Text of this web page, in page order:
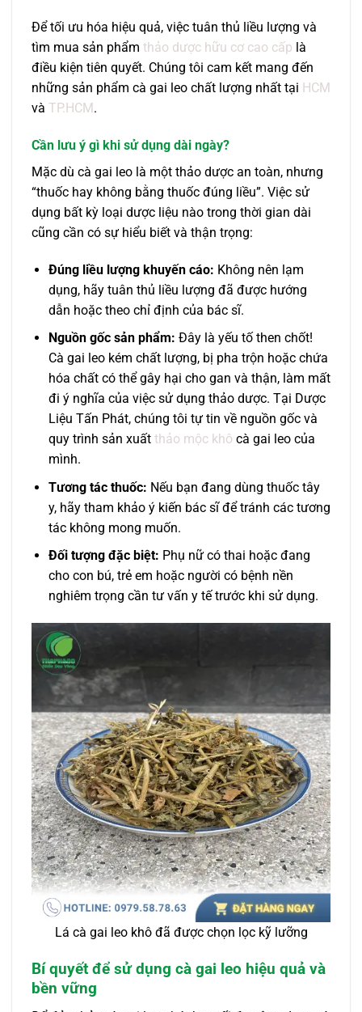
Để tối ưu hóa hiệu quả, việc tuân thủ liều lượng và
tìm mua sản phẩm thảo dược hữu cơ cao cấp là
điều kiện tiên quyết. Chúng tôi cam kết mang đến
những sản phẩm cà gai leo chất lượng nhất tại HCM
và TP.HCM.
Cần lưu ý gì khi sử dụng dài ngày?
Mặc dù cà gai leo là một thảo dược an toàn, nhưng
“thuốc hay không bằng thuốc đúng liều”. Việc sử
dụng bất kỳ loại dược liệu nào trong thời gian dài
cũng cần có sự hiểu biết và thận trọng:
Đúng liều lượng khuyến cáo: Không nên lạm
dụng, hãy tuân thủ liều lượng đã được hướng
dẫn hoặc theo chỉ định của bác sĩ.
Nguồn gốc sản phẩm: Đây là yếu tố then chốt!
Cà gai leo kém chất lượng, bị pha trộn hoặc chứa
hóa chất có thể gây hại cho gan và thận, làm mất
đi ý nghĩa của việc sử dụng thảo dược. Tại Dược
Liệu Tấn Phát, chúng tôi tự tin về nguồn gốc và
quy trình sản xuất thảo mộc khô cà gai leo của
mình.
Tương tác thuốc: Nếu bạn đang dùng thuốc tây
y, hãy tham khảo ý kiến bác sĩ để tránh các tương
tác không mong muốn.
Đối tượng đặc biệt: Phụ nữ có thai hoặc đang
cho con bú, trẻ em hoặc người có bệnh nền
nghiêm trọng cần tư vấn y tế trước khi sử dụng.
Lá cà gai leo khô đã được chọn lọc kỹ lưỡng
Bí quyết để sử dụng cà gai leo hiệu quả và
bền vững